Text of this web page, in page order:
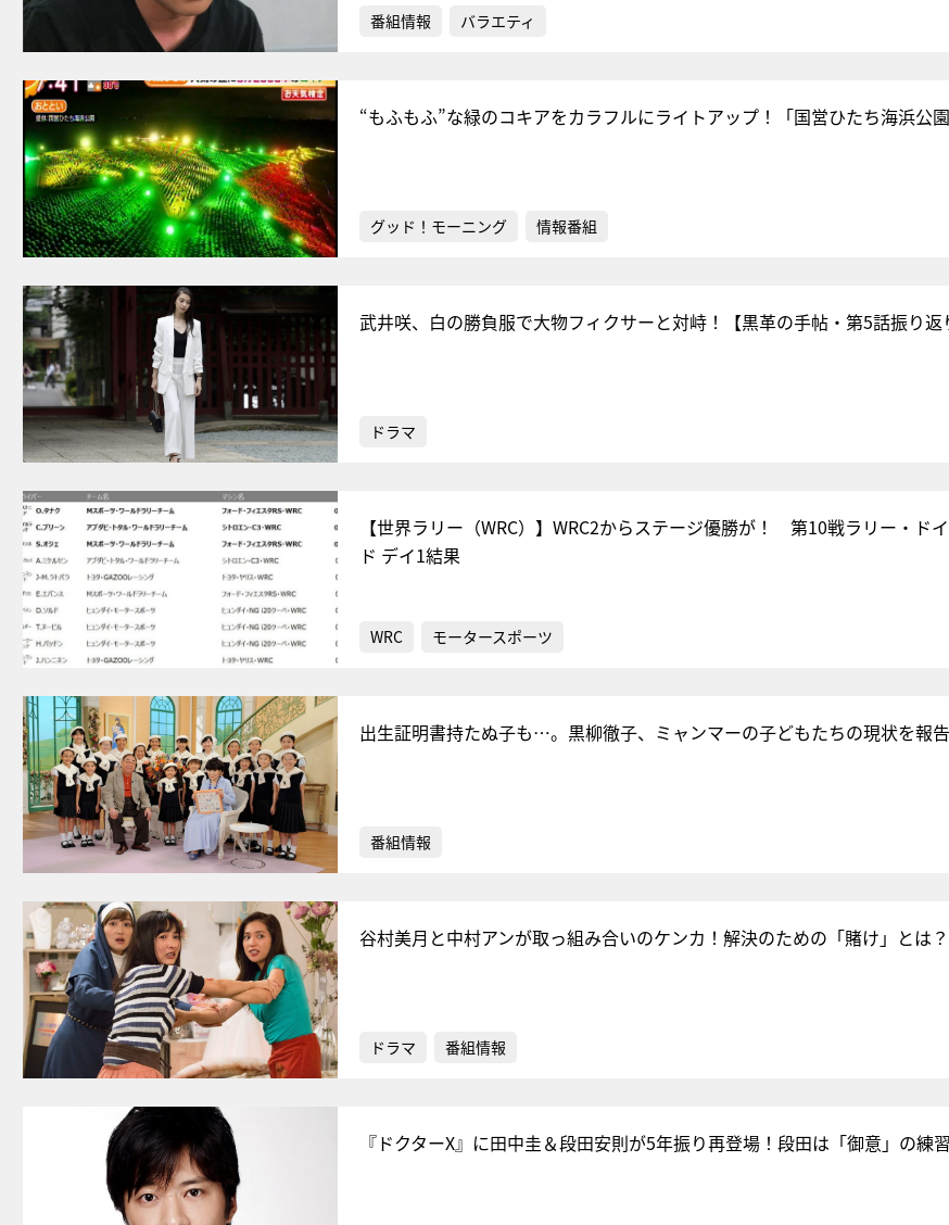
番組情報 バラエティ
“もふもふ”な緑のコキアをカラフルにライトアップ！「国営ひたち海浜公園
グッド！モーニング 情報番組
武井咲、白の勝負服で大物フィクサーと対峙！【黒革の手帖・第5話振り返
ドラマ
【世界ラリー（WRC）】WRC2からステージ優勝が！ 第10戦ラリー・ド
ド デイ1結果
WRC モータースポーツ
出生証明書持たぬ子も…。黒柳徹子、ミャンマーの子どもたちの現状を報告
番組情報
谷村美月と中村アンが取っ組み合いのケンカ！解決のための「賭け」とは？
ドラマ 番組情報
『ドクターX』に田中圭＆段田安則が5年振り再登場！段田は「御意」の練